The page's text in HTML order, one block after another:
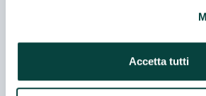
Accetta tutti
AZ. AGRICOLA PATA
Padiglione 06 - Stand J 016